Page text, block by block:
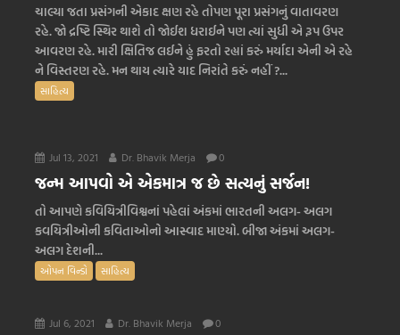
ચાલ્યા જતા પ્રસંગની એકાદ ક્ષણ રહે તોપણ પૂરા પ્રસંગનું વાતાવરણ
રહે. જો દ્રષ્ટિ સ્થિર થાશે તો જોઈશ ધરાઈને પણ ત્યાં સુધી એ રૂપ ઉપર
આવરણ રહે. મારી ક્ષિતિજ લઈને હું ફરતો રહ્યાં કરું મર્યાદા એની એ રહે
ને વિસ્તરણ રહે. મન થાય ત્યારે યાદ નિરાંતે કરું નહીં ?...
સાહિત્ય
Jul 13, 2021 Dr. Bhavik Merja 0
જન્મ આપવો એ એકમાત્ર જ છે સત્યનું સર્જન!
તો આપણે કવિયિત્રીવિશ્વનાં પહેલાં અંકમાં ભારતની અલગ- અલગ
કવયિત્રીઓની કવિતાઓનો આસ્વાદ માણ્યો. બીજા અંકમાં અલગ-
અલગ દેશની...
ઓપન વિન્ડો સાહિત્ય
Jul 6, 2021 Dr. Bhavik Merja 0